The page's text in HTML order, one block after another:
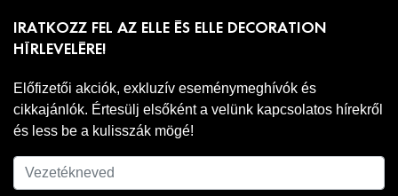
IRATKOZZ FEL AZ ELLE ÉS ELLE DECORATION
HÍRLEVELÉRE!
Előfizetői akciók, exkluzív eseménymeghívók és
cikkajánlók. Értesülj elsőként a velünk kapcsolatos hírekről
és less be a kulisszák mögé!